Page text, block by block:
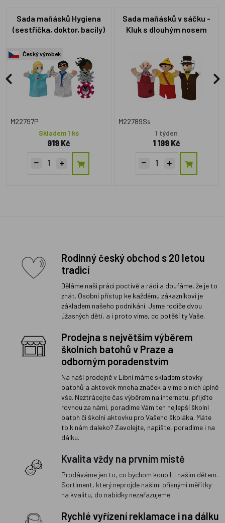
Sada maňásků Hygiena
(sestřička, doktor, bacily)
Český výrobek
M22797P
Skladem 1 ks
919 Kč
Sada maňásků v sáčku -
Kluk s dlouhým nosem
M22789Ss
1 týden
1 199 Kč
Rodinný český obchod s 20 letou
tradicí
Děláme naši práci poctivě a rádi a doufáme, že je to
znát. Osobní přístup ke každému zákazníkovi je
základem našeho podnikání. Jsme rodiče dvou
úžasných dětí, a i proto víme, co potěší ty Vaše.
Prodejna s největším výběrem
školních batohů v Praze a
odborným poradenstvím
Na naší prodejně v Libni máme skladem stovky
batohů a aktovek mnoha značek a víme o nich úplně
vše. Neztrácejte čas výběrem na internetu, přijďte
rovnou za námi, poradíme Vám ten nejlepší školní
batoh či školní aktovku pro Vašeho školáka. Máte
to k nám daleko? Zavolejte, napište, poradíme i na
dálku.
Kvalita vždy na prvním místě
Prodáváme jen to, co bychom koupili i našim dětem.
Sortiment, který neprojde našimi přísnými měřítky
na kvalitu, do nabídky nezařazujeme.
Rychlé vyřízení reklamace i na dálku